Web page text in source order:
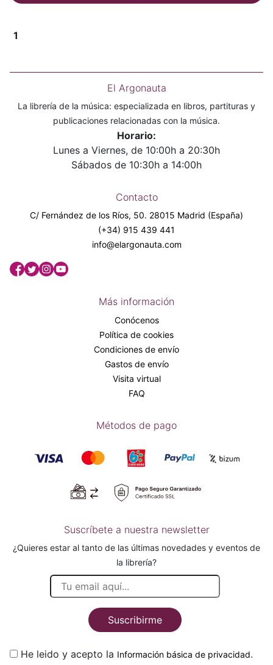
1
El Argonauta
La librería de la música: especializada en libros, partituras y
publicaciones relacionadas con la música.
Horario:
Lunes a Viernes, de 10:00h a 20:30h
Sábados de 10:30h a 14:00h
Contacto
C/ Fernández de los Ríos, 50. 28015 Madrid (España)
(+34) 915 439 441
info@elargonauta.com
Más información
Conócenos
Política de cookies
Condiciones de envío
Gastos de envío
Visita virtual
FAQ
Métodos de pago
Suscríbete a nuestra newsletter
¿Quieres estar al tanto de las últimas novedades y eventos de
la librería?
Suscribirme
He leido y acepto la Información básica de privacidad.